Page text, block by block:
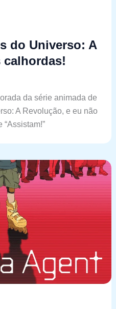
do Universo: A
calhordas!
da série animada de
A Revolução, e eu não